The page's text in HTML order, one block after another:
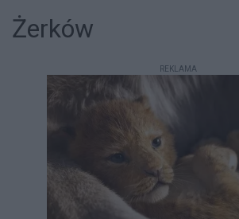
Żerków
REKLAMA